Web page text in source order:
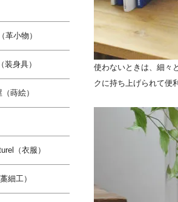
使わないときは、細々
クに持ち上げられて便利
革小物）
装身具）
蒔絵）
（衣服）
細工）